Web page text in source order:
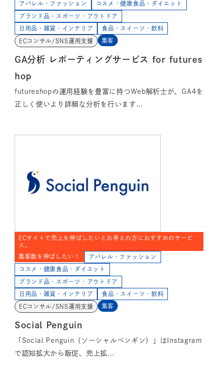
アパレル・ファッション コスメ・健康食品・ダイエット
ブランド品・スポーツ・アウトドア
日用品・雑貨・インテリア 食品・スイーツ・飲料
ECコンサル/SNS運用支援 集客
GA分析 レポーティングサービス for futures
hop
futureshopの運用経験を豊富に持つWeb解析士が、GA4を
正しく使いより詳細な分析を行います...
ECサイトで売上を伸ばしたいとお考えの方におすすめのサービ
ス。
集客数を伸ばしたい！
アパレル・ファッション
コスメ・健康食品・ダイエット
ブランド品・スポーツ・アウトドア
日用品・雑貨・インテリア 食品・スイーツ・飲料
ECコンサル/SNS運用支援 集客
Social Penguin
「Social Penguin（ソーシャルペンギン）」はInstagram
で認知拡大から販促、売上拡...